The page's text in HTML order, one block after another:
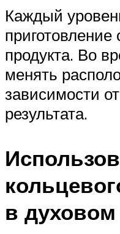
Каждый
приготовление
продукта. Во
менять
зависимости
результата.
в